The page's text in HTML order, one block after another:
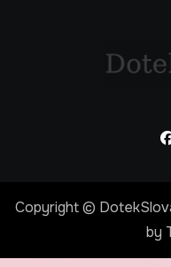
Copyright ©
by